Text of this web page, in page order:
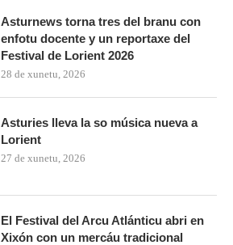
Asturnews torna tres del branu con
enfotu docente y un reportaxe del
Festival de Lorient 2026
28 de xunetu, 2026
Asturies lleva la so música nueva a
Lorient
27 de xunetu, 2026
El Festival del Arcu Atlánticu abri en
Xixón con un mercáu tradicional